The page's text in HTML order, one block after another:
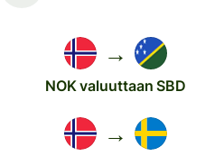
→
NOK valuuttaan SBD
→